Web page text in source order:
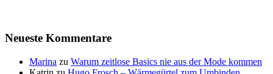
Neueste Kommentare
Marina zu Warum zeitlose Basics nie aus der Mode kommen